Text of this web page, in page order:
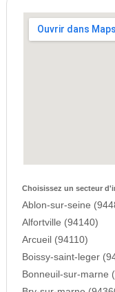
Choisissez un secteur
Ablon-sur-seine
Alfortville (94140)
Arcueil (94110)
Boissy-saint-leger
Bonneuil-sur-marne